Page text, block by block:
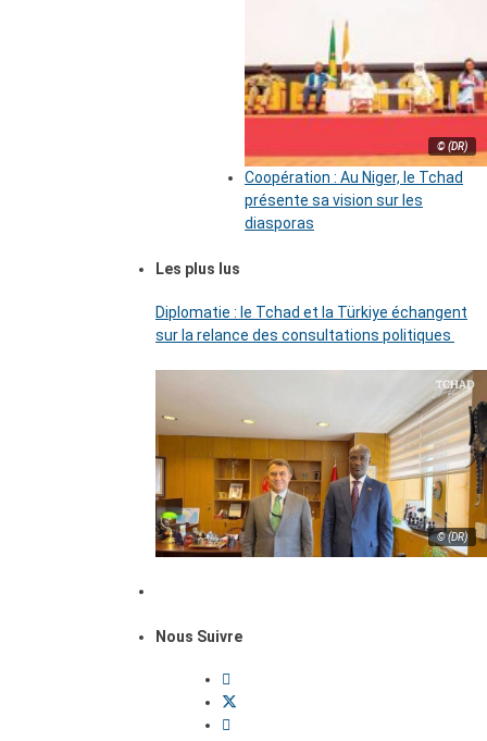
© (DR)
Coopération : Au Niger, le Tchad
présente sa vision sur les
diasporas
Les plus lus
Diplomatie : le Tchad et la Türkiye échangent
sur la relance des consultations politiques
© (DR)
Nous Suivre